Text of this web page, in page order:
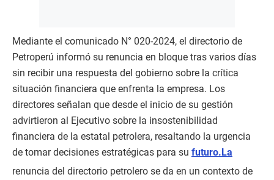
Mediante el comunicado N° 020-2024, el directorio de
Petroperú informó su renuncia en bloque tras varios días
sin recibir una respuesta del gobierno sobre la crítica
situación financiera que enfrenta la empresa. Los
directores señalan que desde el inicio de su gestión
advirtieron al Ejecutivo sobre la insostenibilidad
financiera de la estatal petrolera, resaltando la urgencia
de tomar decisiones estratégicas para su futuro.La
renuncia del directorio petrolero se da en un contexto de